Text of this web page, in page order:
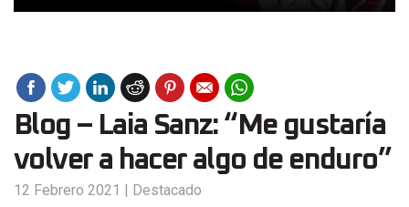
Blog – Laia Sanz: “Me gustaría
volver a hacer algo de enduro”
12 Febrero 2021 | Destacado